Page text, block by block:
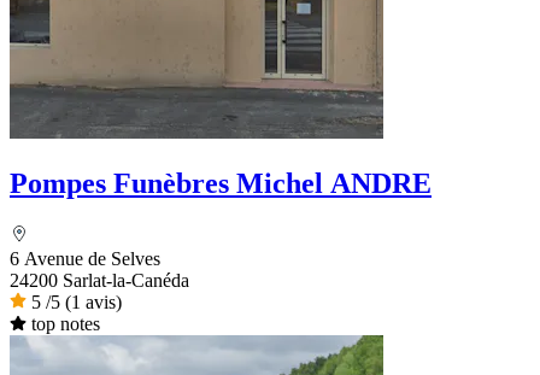
Pompes Funèbres Michel ANDRE
6 Avenue de Selves
24200 Sarlat-la-Canéda
5 /5 (1 avis)
top notes